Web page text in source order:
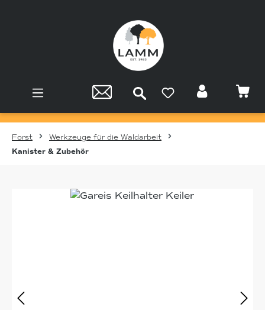
Forst
Werkzeuge für die Waldarbeit
Kanister & Zubehör
Bildergalerie überspringen